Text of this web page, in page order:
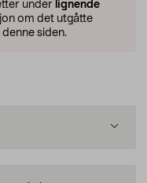
under lignende
om det utgåtte
siden.